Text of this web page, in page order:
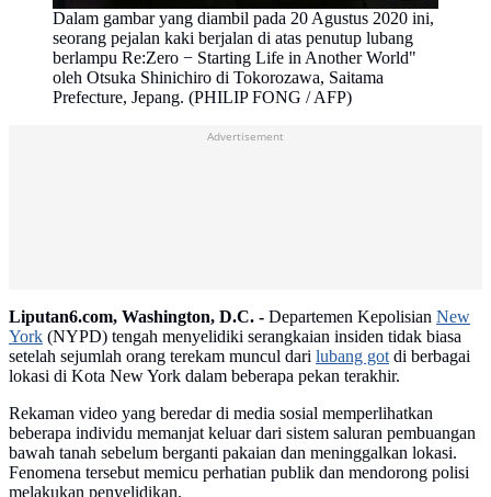
Dalam gambar yang diambil pada 20 Agustus 2020 ini,
seorang pejalan kaki berjalan di atas penutup lubang
berlampu Re:Zero − Starting Life in Another World"
oleh Otsuka Shinichiro di Tokorozawa, Saitama
Prefecture, Jepang. (PHILIP FONG / AFP)
Advertisement
Liputan6.com, Washington, D.C. - Departemen Kepolisian New
York (NYPD) tengah menyelidiki serangkaian insiden tidak biasa
setelah sejumlah orang terekam muncul dari lubang gotdi berbagai
lokasi di Kota New York dalam beberapa pekan terakhir.
Rekaman video yang beredar di media sosial memperlihatkan
beberapa individu memanjat keluar dari sistem saluran pembuangan
bawah tanah sebelum berganti pakaian dan meninggalkan lokasi.
Fenomena tersebut memicu perhatian publik dan mendorong polisi
melakukan penyelidikan.